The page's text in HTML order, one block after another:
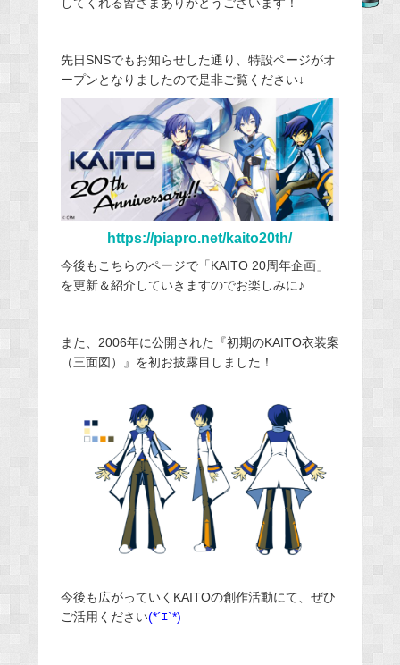
してくれる皆さまありがとうございます！
先日SNSでもお知らせした通り、特設ページがオ
ープンとなりましたので是非ご覧ください↓
https://piapro.net/kaito20th/
今後もこちらのページで「KAITO 20周年企画」
を更新＆紹介していきますのでお楽しみに♪
また、2006年に公開された『初期のKAITO衣装案
（三面図）』を初お披露目しました！
今後も広がっていくKAITOの創作活動にて、ぜひ
ご活用ください(*´ｴ`*)